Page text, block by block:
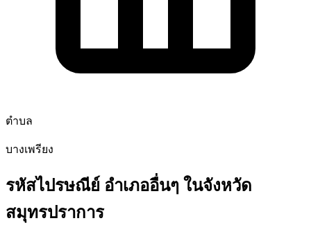
ตำบล
บางเพรียง
รหัสไปรษณีย์ อำเภออื่นๆ ในจังหวัด
สมุทรปราการ